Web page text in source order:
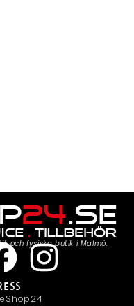
och fysiska butik i Malmö.